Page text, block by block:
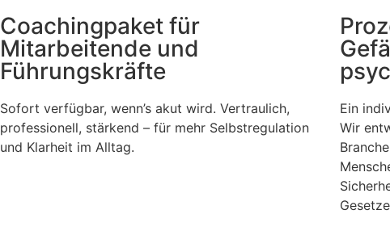
Coachingpaket für
Mitarbeitende und
Führungskräfte
Sofort verfügbar, wenn’s akut wird. Vertraulich,
professionell, stärkend – für mehr Selbstregulation
und Klarheit im Alltag.
Ein
Wir